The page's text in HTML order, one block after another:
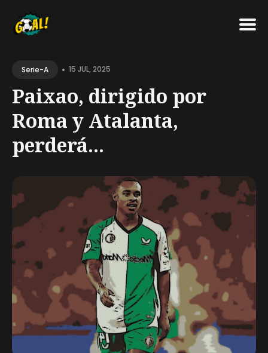
forSerie-A • 15 JUL, 2025
Paixao, dirigido por
Roma y Atalanta,
perderá...